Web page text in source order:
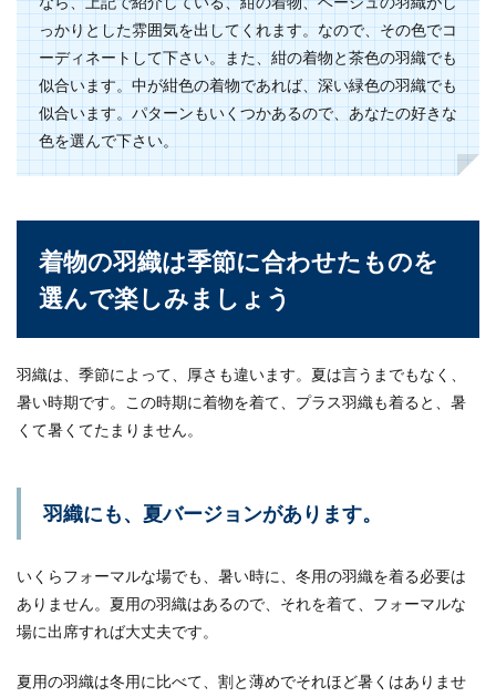
っかりとした雰囲気を出してくれます。なので、その色でコ
ーディネートして下さい。また、紺の着物と茶色の羽織でも
似合います。中が紺色の着物であれば、深い緑色の羽織でも
似合います。パターンもいくつかあるので、あなたの好きな
色を選んで下さい。
着物の羽織は季節に合わせたものを
選んで楽しみましょう
羽織は、季節によって、厚さも違います。夏は言うまでもなく、
暑い時期です。この時期に着物を着て、プラス羽織も着ると、暑
くて暑くてたまりません。
羽織にも、夏バージョンがあります。
いくらフォーマルな場でも、暑い時に、冬用の羽織を着る必要は
ありません。夏用の羽織はあるので、それを着て、フォーマルな
場に出席すれば大丈夫です。
夏用の羽織は冬用に比べて、割と薄めでそれほど暑くはありませ